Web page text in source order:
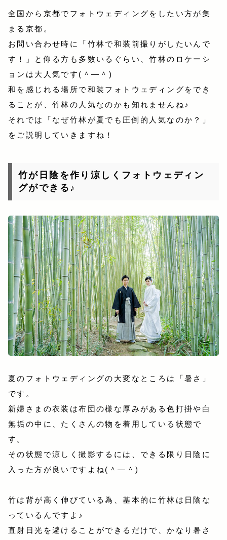
全国から京都でフォトウェディングをしたい方が集
まる京都。
お問い合わせ時に「竹林で和装前撮りがしたいんで
す！」と仰る方も多数いるぐらい、竹林のロケーシ
ョンは大人気です(＾―＾)
和を感じれる場所で和装フォトウェディングをでき
ることが、竹林の人気なのかも知れませんね♪
それでは「なぜ竹林が夏でも圧倒的人気なのか？」
をご説明していきますね！
竹が日陰を作り涼しくフォトウェディン
グができる♪
夏のフォトウェディングの大変なところは「暑さ」
です。
新婦さまの衣装は布団の様な厚みがある色打掛や白
無垢の中に、たくさんの物を着用している状態で
す。
その状態で涼しく撮影するには、できる限り日陰に
入った方が良いですよね(＾―＾)
竹は背が高く伸びている為、基本的に竹林は日陰な
っているんですよ♪
直射日光を避けることができるだけで、かなり暑さ